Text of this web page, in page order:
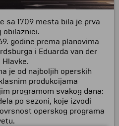
sa 1709 mesta bila je prva
obilaznici.
godine prema planovima
i Eduarda van der
je od najboljih operskih
produkcijama
programom svakog dana:
po sezoni, koje izvodi
operskog programa